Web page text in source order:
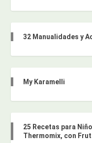
32 Manualidades y
My Karamelli
25 Recetas para
Thermomix, con